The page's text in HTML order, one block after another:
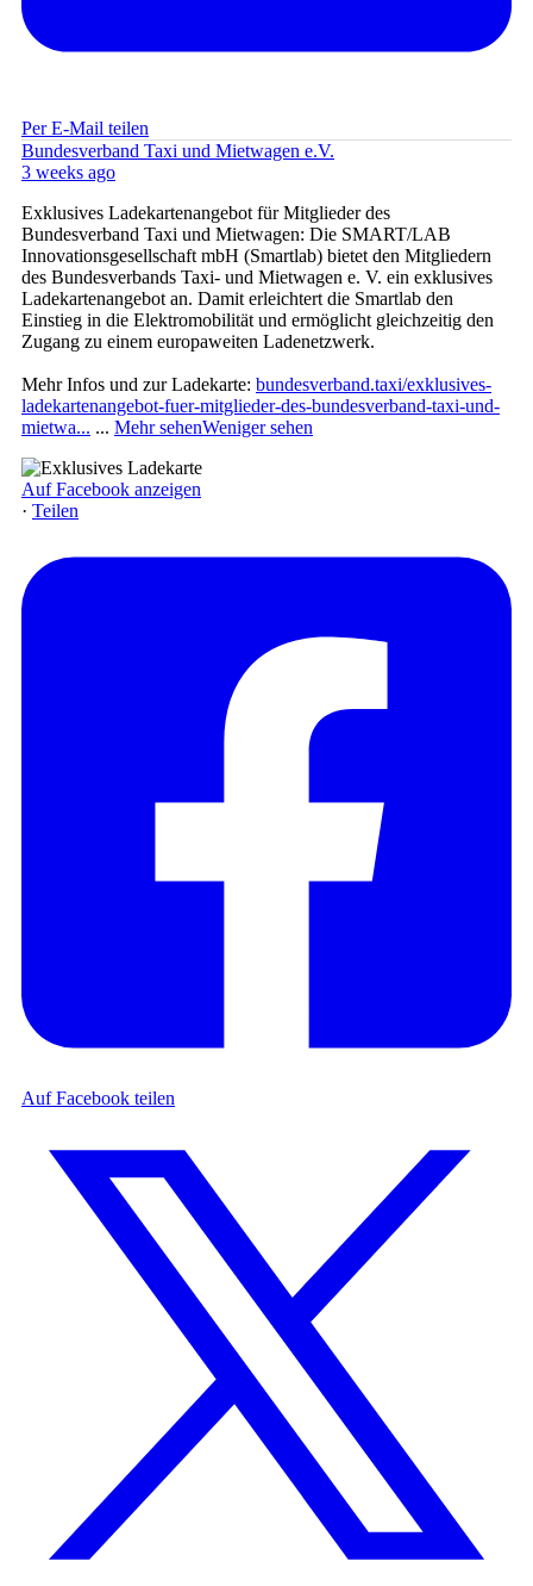
Per E-Mail teilen
Bundesverband Taxi und Mietwagen e.V.
3 weeks ago
Exklusives Ladekartenangebot für Mitglieder des
Bundesverband Taxi und Mietwagen: Die SMART/LAB
Innovationsgesellschaft mbH (Smartlab) bietet den Mitgliedern
des Bundesverbands Taxi- und Mietwagen e. V. ein exklusives
Ladekartenangebot an. Damit erleichtert die Smartlab den
Einstieg in die Elektromobilität und ermöglicht gleichzeitig den
Zugang zu einem europaweiten Ladenetzwerk.
Mehr Infos und zur Ladekarte: bundesverband.taxi/exklusives-
ladekartenangebot-fuer-mitglieder-des-bundesverband-taxi-und-
mietwa... ... Mehr sehenWeniger sehen
Auf Facebook anzeigen
· Teilen
Auf Facebook teilen